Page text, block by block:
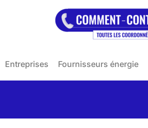
Entreprises Fournisseurs énergie